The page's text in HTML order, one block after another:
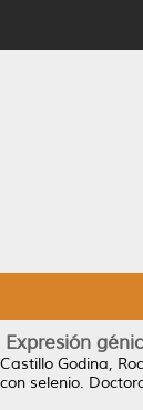
Expresión
Castillo Godina,
con selenio.